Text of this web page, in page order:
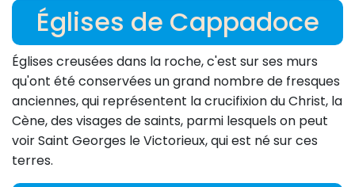
Églises de Cappadoce
Églises creusées dans la roche, c'est sur ses murs
qu'ont été conservées un grand nombre de fresques
anciennes, qui représentent la crucifixion du Christ, la
Cène, des visages de saints, parmi lesquels on peut
voir Saint Georges le Victorieux, qui est né sur ces
terres.